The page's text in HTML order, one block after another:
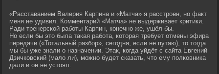
«Расставанием Валерия Карпина и «Матча» я расстроен, но факт
меня не удивил. Комментарий «Матча» не выдерживает критики.
Ради тренерской работы Карпин, конечно же, ушёл бы.
Но если бы это была такая работа, которая требует отмены эфира
передачи («Тотальный разбор», сегодня, если не путаю), то тогда
мы бы уже знали о назначении. Этак, когда уйдёт с сайта Евгений
Дзичковский (мало ли), можно будет сказать, что ему полковника
дали и он не устоял.